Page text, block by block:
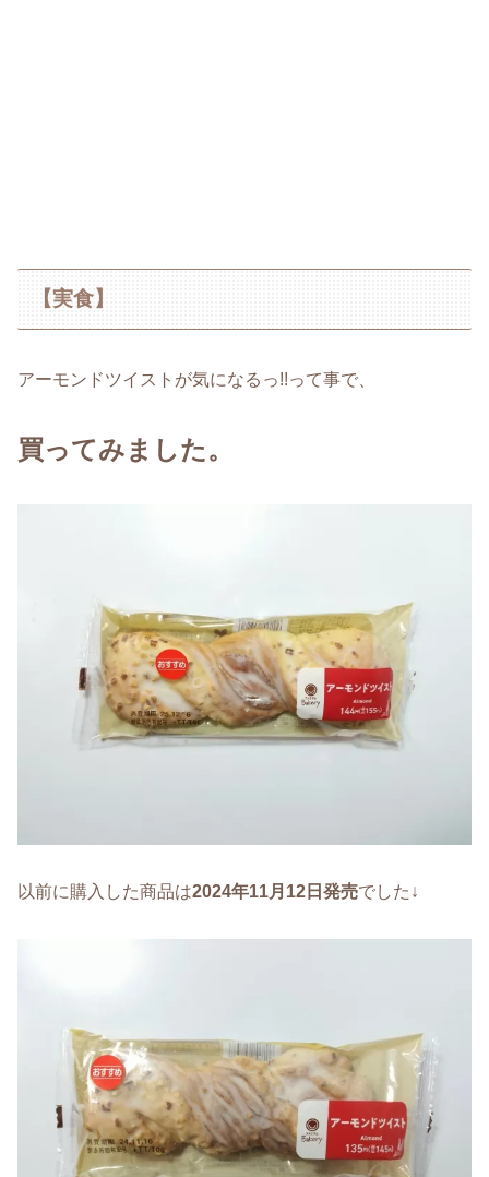
【実食】
アーモンドツイストが気になるっ!!って事で、
買ってみました。
以前に購入した商品は2024年11月12日発売でした↓